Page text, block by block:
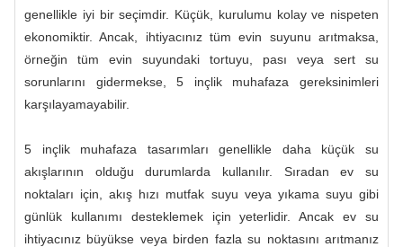
genellikle iyi bir seçimdir. Küçük, kurulumu kolay ve nispeten
ekonomiktir. Ancak, ihtiyacınız tüm evin suyunu arıtmaksa,
örneğin tüm evin suyundaki tortuyu, pası veya sert su
sorunlarını gidermekse, 5 inçlik muhafaza gereksinimleri
karşılayamayabilir.
5 inçlik muhafaza tasarımları genellikle daha küçük su
akışlarının olduğu durumlarda kullanılır. Sıradan ev su
noktaları için, akış hızı mutfak suyu veya yıkama suyu gibi
günlük kullanımı desteklemek için yeterlidir. Ancak ev su
ihtiyacınız büyükse veya birden fazla su noktasını arıtmanız